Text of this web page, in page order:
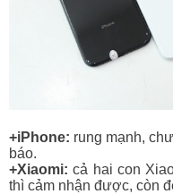
+iPhone: rung mạnh,
báo.
+Xiaomi:cả hai con
thì cảm nhận được, còn